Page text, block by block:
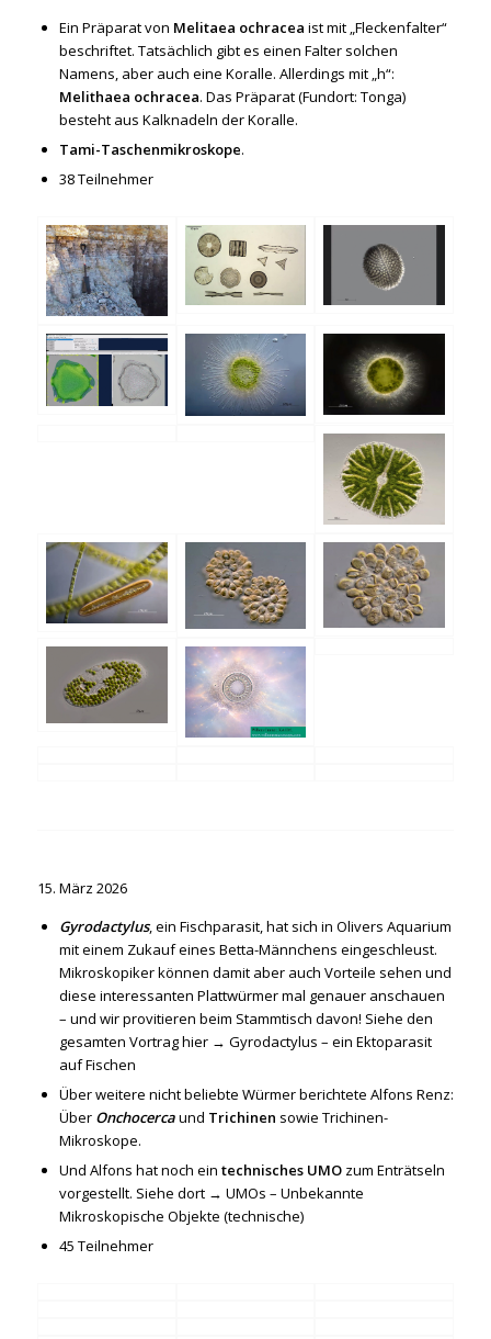
Ein Präparat von Melitaea ochracea ist mit „Fleckenfalter“
beschriftet. Tatsächlich gibt es einen Falter solchen
Namens, aber auch eine Koralle. Allerdings mit „h“:
Melithaea ochracea. Das Präparat (Fundort: Tonga)
besteht aus Kalknadeln der Koralle.
Tami-Taschenmikroskope.
38 Teilnehmer
15. März 2026
Gyrodactylus, ein Fischparasit, hat sich in Olivers Aquarium
mit einem Zukauf eines Betta-Männchens eingeschleust.
Mikroskopiker können damit aber auch Vorteile sehen und
diese interessanten Plattwürmer mal genauer anschauen
– und wir provitieren beim Stammtisch davon! Siehe den
gesamten Vortrag hier → Gyrodactylus – ein Ektoparasit
auf Fischen
Über weitere nicht beliebte Würmer berichtete Alfons Renz:
Über Onchocercaund Trichinen sowie Trichinen-
Mikroskope.
Und Alfons hat noch ein technisches UMOzum Enträtseln
vorgestellt. Siehe dort → UMOs – Unbekannte
Mikroskopische Objekte (technische)
45 Teilnehmer